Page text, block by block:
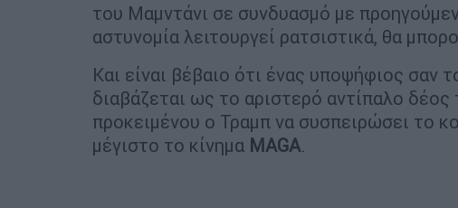
του Μαμντάνι σε συνδυασμό με
αστυνομία λειτουργεί ρατσιστικά, θα
Και είναι βέβαιο ότι ένας υποψήφιος σαν
διαβάζεται ως το αριστερό αντίπαλο δέος
προκειμένου ο Τραμπ να συσπειρώσει το
μέγιστο το κίνημα MAGA.